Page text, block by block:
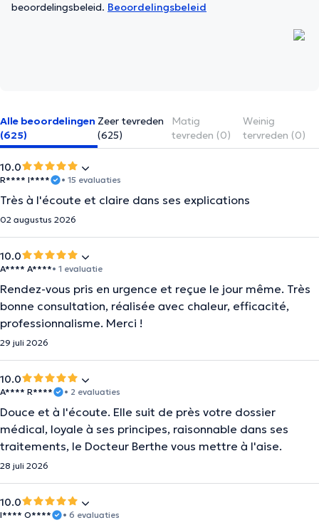
beoordelingsbeleid. Beoordelingsbeleid
Alle beoordelingen
(625)
Zeer tevreden
(625)
Matig
tevreden (0)
Weinig
tervreden (0)
10.0
R**** I**** • 15 evaluaties
Très à l'écoute et claire dans ses explications
02 augustus 2026
10.0
A**** A****• 1 evaluatie
Rendez-vous pris en urgence et reçue le jour même. Très
bonne consultation, réalisée avec chaleur, efficacité,
professionnalisme. Merci !
29 juli 2026
10.0
A**** R**** • 2 evaluaties
Douce et à l'écoute. Elle suit de près votre dossier
médical, loyale à ses principes, raisonnable dans ses
traitements, le Docteur Berthe vous mettre à l'aise.
28 juli 2026
10.0
I**** O**** • 6 evaluaties